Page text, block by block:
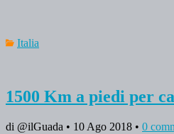
Italia
1500 Km a piedi per
di @ilGuada • 10 Ago 2018 • 0